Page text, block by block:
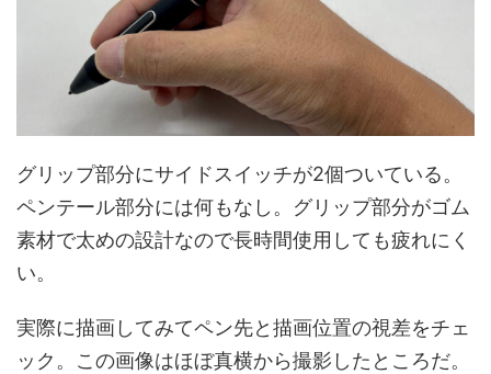
グリップ部分にサイドスイッチが2個ついている。
ペンテール部分には何もなし。グリップ部分がゴム
素材で太めの設計なので長時間使用しても疲れにく
い。
実際に描画してみてペン先と描画位置の視差をチェ
ック。この画像はほぼ真横から撮影したところだ。